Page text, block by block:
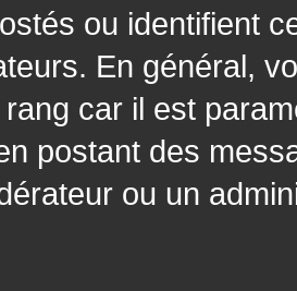
ou identifient
En général,
rang car il est
postant des
ou un